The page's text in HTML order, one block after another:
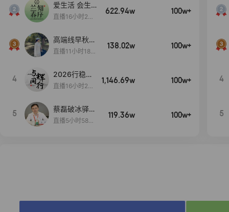
爱生活 会生
活
直播16小时24
622.94w 100w+
高端线早秋现
货首发
直播11小时18分
138.02w 100w+
4
2026行稳致
远
直播16小时20
1,146.69w 100w+
5
蔡磊破冰驿站
直播间好物分
直播5小时58分
119.36w 100w+
4
5